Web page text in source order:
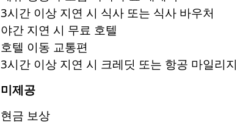
3시간 이상 지연 시 식사 또는 식사 바우처
야간 지연 시 무료 호텔
호텔 이동 교통편
3시간 이상 지연 시 크레딧 또는 항공 마일리지
미제공
현금 보상